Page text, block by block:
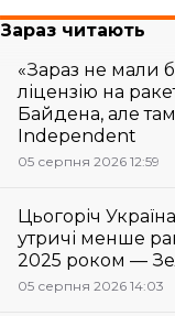
Зараз читають
«Зараз не мали
ліцензію на
Байдена, але
Independent
05 серпня 2026 12:59
Цьогоріч
утричі менше
2025 роком —
05 серпня 2026 14:03